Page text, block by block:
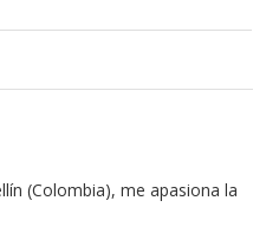
(Colombia), me apasiona la